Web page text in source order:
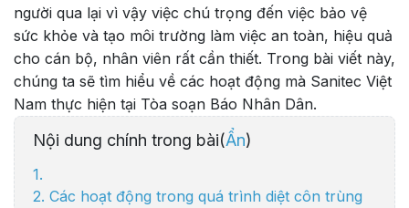
người qua lại vì vậy việc chú trọng đến việc bảo vệ
sức khỏe và tạo môi trường làm việc an toàn, hiệu quả
cho cán bộ, nhân viên rất cần thiết. Trong bài viết này,
chúng ta sẽ tìm hiểu về các hoạt động mà Sanitec Việt
Nam thực hiện tại Tòa soạn Báo Nhân Dân.
Nội dung chính trong bài(Ẩn)
1.
2. Các hoạt động trong quá trình diệt côn trùng